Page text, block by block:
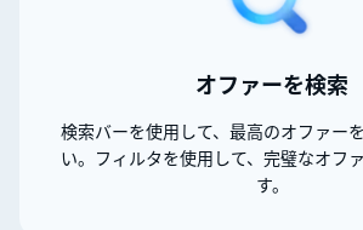
オファーを検索
検索バーを使用して、最高のオファー
い。フィルタを使用して、完璧なオフ
す。